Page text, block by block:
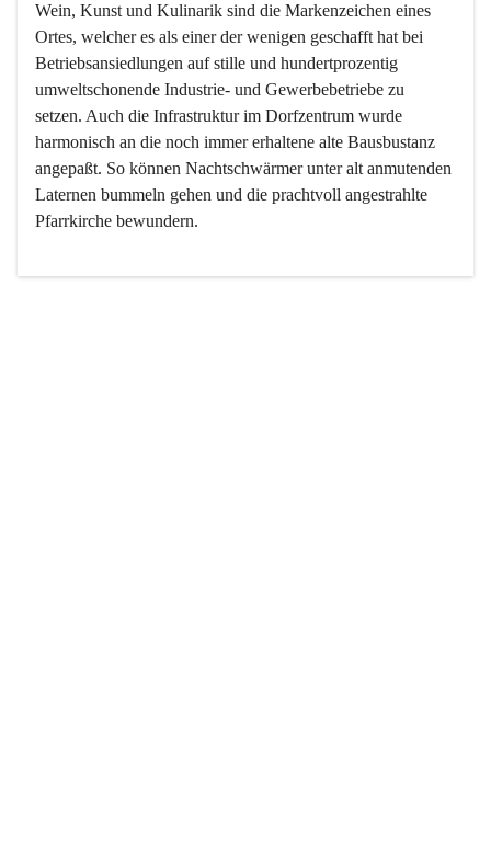
Wein, Kunst und Kulinarik sind die Markenzeichen eines
Ortes, welcher es als einer der wenigen geschafft hat bei
Betriebsansiedlungen auf stille und hundertprozentig
umweltschonende Industrie- und Gewerbebetriebe zu
setzen. Auch die Infrastruktur im Dorfzentrum wurde
harmonisch an die noch immer erhaltene alte Bausbustanz
angepaßt. So können Nachtschwärmer unter alt anmutenden
Laternen bummeln gehen und die prachtvoll angestrahlte
Pfarrkirche bewundern.
Der Weinbau dominert heute nicht mehr, ist aber integrativer